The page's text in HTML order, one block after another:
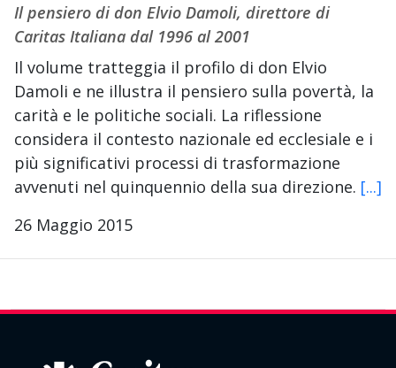
Il pensiero di don Elvio Damoli, direttore di
Caritas Italiana dal 1996 al 2001
Il volume tratteggia il profilo di don Elvio
Damoli e ne illustra il pensiero sulla povertà, la
carità e le politiche sociali. La riflessione
considera il contesto nazionale ed ecclesiale e i
più significativi processi di trasformazione
avvenuti nel quinquennio della sua direzione. [...]
26 Maggio 2015